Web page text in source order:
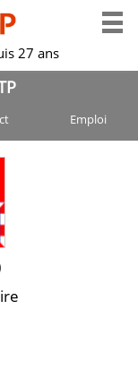
27 ans
Emploi